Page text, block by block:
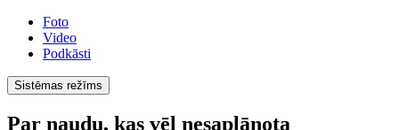
Foto
Video
Podkāsti
Sistēmas režīms
Par naudu, kas vēl nesaplānota